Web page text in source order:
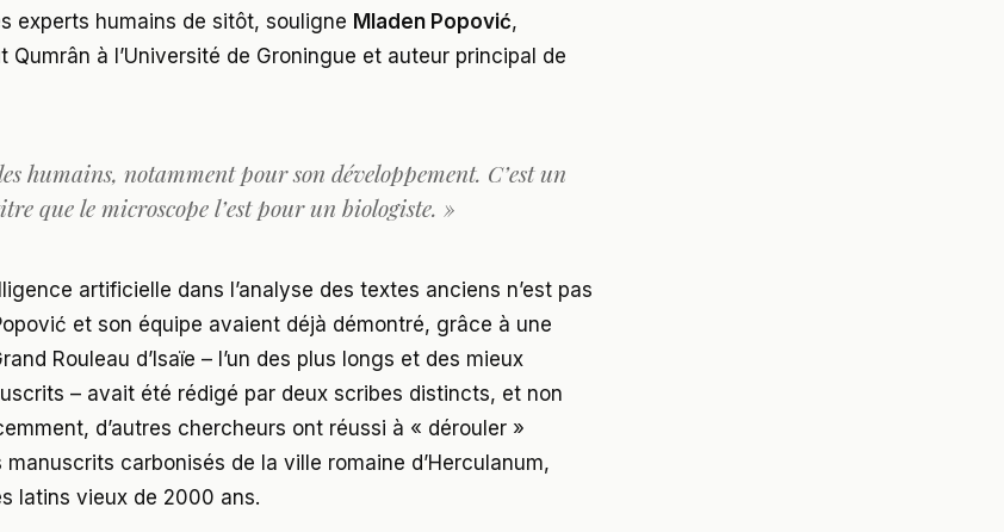
experts humains de sitôt, souligne Mladen Popović,
Qumrân à l’Université de Groningue et auteur principal de
humains, notamment pour son développement. C’est un
que le microscope l’est pour un biologiste. »
artificielle dans l’analyse des textes anciens n’est pas
et son équipe avaient déjà démontré, grâce à une
Rouleau d’Isaïe – l’un des plus longs et des mieux
– avait été rédigé par deux scribes distincts, et non
d’autres chercheurs ont réussi à « dérouler »
carbonisés de la ville romaine d’Herculanum,
latins vieux de 2000 ans.